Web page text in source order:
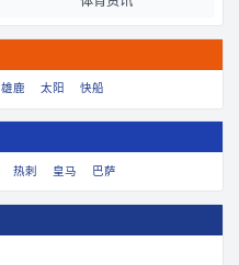
雄鹿 太阳 快船
热刺 皇马 巴萨